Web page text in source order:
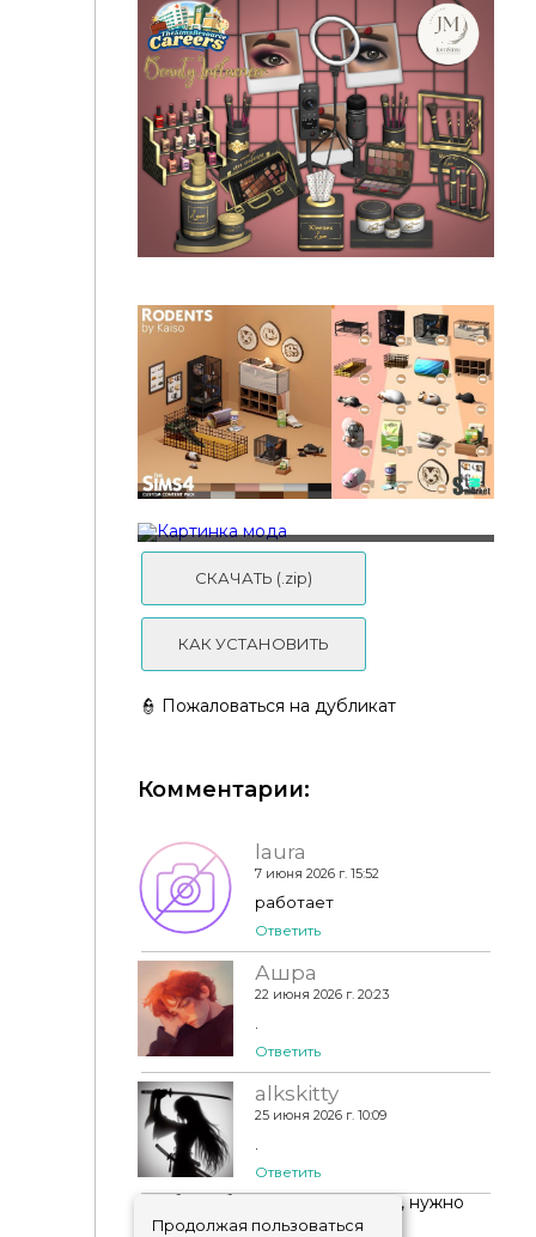
Careers beauty influencer 2 - jomsims
Грызуны "The Sims 4 Rodents CC Pack"- для Симс
Modco - Fantasy Kingdom Enchanters Shop
СКАЧАТЬ (.zip)
КАК УСТАНОВИТЬ
👮 Пожаловаться на дубликат
Комментарии:
laura
7 июня 2026 г. 15:52
работает
Ответить
Ашра
22 июня 2026 г. 20:23
Ответить
alkskitty
25 июня 2026 г. 10:09
Ответить
Чтобы добавить комментарий, нужно
авторизоваться!
Продолжая пользоваться